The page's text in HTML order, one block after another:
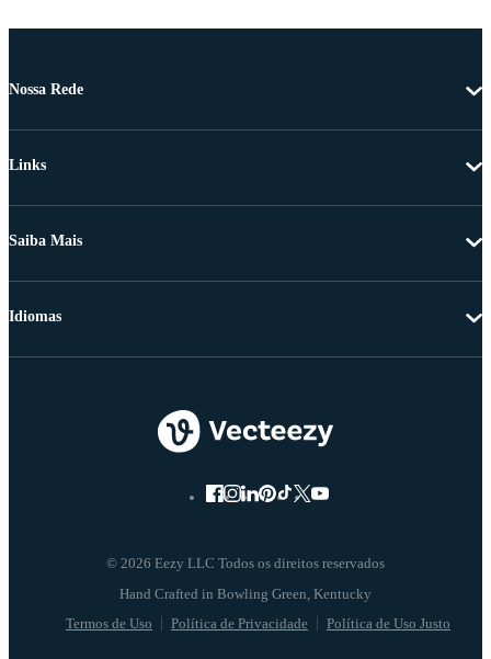
Nossa Rede
Links
Saiba Mais
© 2026 Eezy LLC Todos os direitos reservados
Termos de Uso Política de Privacidade Política de Uso Justo
Idiomas